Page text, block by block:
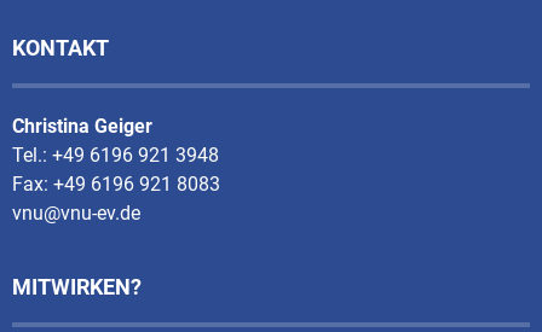
KONTAKT
Christina Geiger
Tel.: +49 6196 921 3948
Fax: +49 6196 921 8083
vnu@vnu-ev.de
MITWIRKEN?